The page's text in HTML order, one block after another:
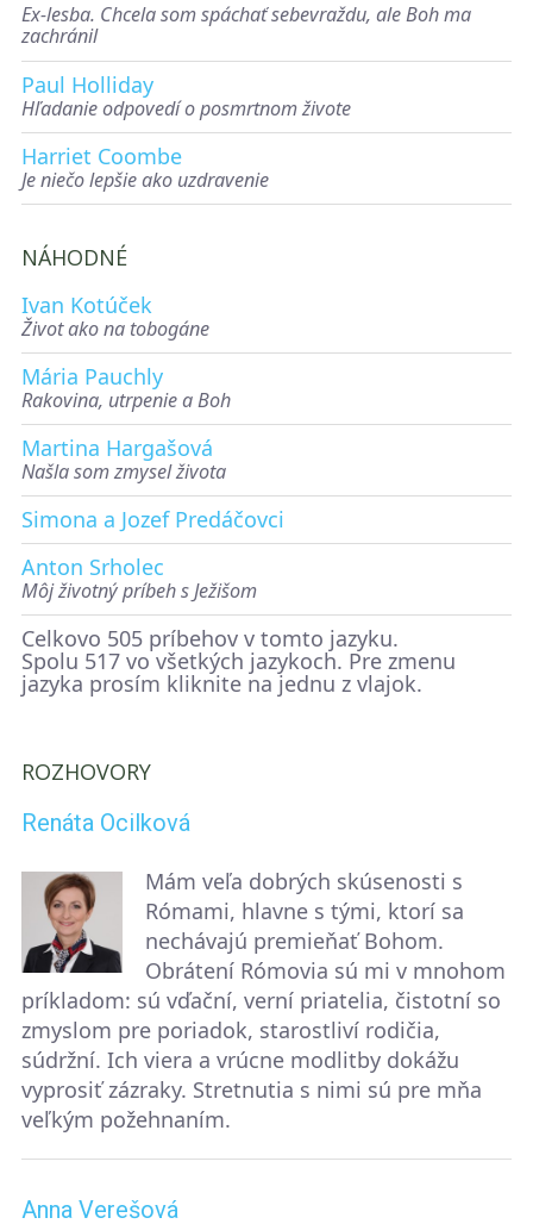
Ex-lesba. Chcela som spáchať sebevraždu, ale Boh ma
zachránil
Paul Holliday
Hľadanie odpovedí o posmrtnom živote
Harriet Coombe
Je niečo lepšie ako uzdravenie
NÁHODNÉ
Ivan Kotúček
Život ako na tobogáne
Mária Pauchly
Rakovina, utrpenie a Boh
Martina Hargašová
Našla som zmysel života
Simona a Jozef Predáčovci
Anton Srholec
Môj životný príbeh s Ježišom
Celkovo 505 príbehov v tomto jazyku.
Spolu 517 vo všetkých jazykoch. Pre zmenu
jazyka prosím kliknite na jednu z vlajok.
ROZHOVORY
Renáta Ocilková
Mám veľa dobrých skúsenosti s
Rómami, hlavne s tými, ktorí sa
nechávajú premieňať Bohom.
Obrátení Rómovia sú mi v mnohom
príkladom: sú vďační, verní priatelia, čistotní so
zmyslom pre poriadok, starostliví rodičia,
súdržní. Ich viera a vrúcne modlitby dokážu
vyprosiť zázraky. Stretnutia s nimi sú pre mňa
veľkým požehnaním.
Anna Verešová